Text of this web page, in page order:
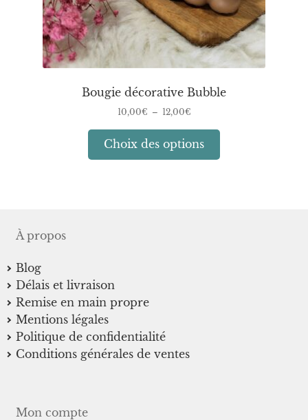
produit
Bougie décorative Bubble
10,00€ – 12,00€Plage
10,00€
à
Choix des options
Ce
produit
À propos
Blog
Délais et livraison
Remise en main propre
Mentions légales
Politique de confidentialité
Conditions générales de ventes
Mon compte